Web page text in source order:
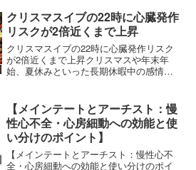
クリスマスイブの22時に心臓発作
リスクが2倍近くまで上昇
クリスマスイブの22時に心臓発作リスク
が2倍近くまで上昇クリスマスや年末年
始、夏休みといった長期休暇中の感情の
ーデンの研究チームがデータを公開しま
した。 (adsbyg...
【メインテートとアーチスト：慢
性心不全・心房細動への効能と使
い分けのポイント】
【メインテートとアーチスト：慢性心不
全・心房細動への効能と使い分けのポイ